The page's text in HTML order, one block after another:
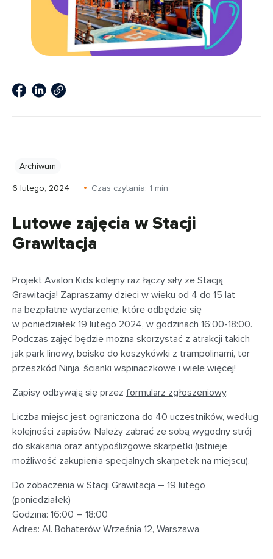
Archiwum
6 lutego, 2024 Czas czytania: 1 min
Lutowe zajęcia w Stacji
Grawitacja
Projekt Avalon Kids kolejny raz łączy siły ze Stacją
Grawitacja! Zapraszamy dzieci w wieku od 4 do 15 lat
na bezpłatne wydarzenie, które odbędzie się
w poniedziałek 19 lutego 2024, w godzinach 16:00-18:00.
Podczas zajęć będzie można skorzystać z atrakcji takich
jak park linowy, boisko do koszykówki z trampolinami, tor
przeszkód Ninja, ścianki wspinaczkowe i wiele więcej!
Zapisy odbywają się przez formularz zgłoszeniowy.
Liczba miejsc jest ograniczona do 40 uczestników, według
kolejności zapisów. Należy zabrać ze sobą wygodny strój
do skakania oraz antypoślizgowe skarpetki (istnieje
możliwość zakupienia specjalnych skarpetek na miejscu).
Do zobaczenia w Stacji Grawitacja – 19 lutego
(poniedziałek)
Godzina: 16:00 – 18:00
Adres: Al. Bohaterów Września 12, Warszawa